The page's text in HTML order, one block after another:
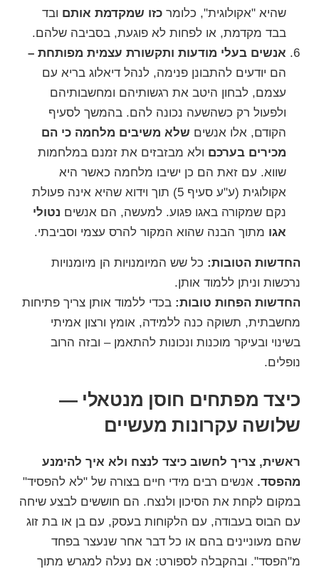
שהיא "אקולוגית", כלומר כזו שמקדמת אותם ובד
בבד מקדמת, או לפחות לא פוגעת, בסביבה שלהם.
אנשים בעלי מודעות ותקשורת עצמית מפותחת –
הם יודעים להתבונן פנימה, לנהל דיאלוג בריא עם
עצמם, לבחון היטב את רגשותיהם ומחשבותיהם
ולפעול רק כשהשעה נכונה להם. בהמשך לסעיף
הקודם, אלו אנשים שלא משיבים מלחמה כי הם
מכירים בערכם ולא מבזבזים את זמנם במלחמות
שווא. עם זאת הם כן ישיבו מלחמה כאשר היא
אקולוגית (ע"ע סעיף 5) תוך וידוא שהיא אינה פעולת
נקם שמקורה באגו פגוע. למעשה, הם אנשים נטולי
אגו מתוך הבנה שהוא המקור להרס עצמי וסביבתי.
החדשות הטובות: כל שש המיומנויות הן מיומנויות
נרכשות וניתן ללמוד אותן.
החדשות הפחות טובות: בכדי ללמוד אותן צריך פתיחות
מחשבתית, תשוקה כנה ללמידה, אומץ ורצון אמיתי
בשינוי ובעיקר מוכנות ונכונות להתאמן – ובזה הרוב
נופלים.
כיצד מפתחים חוסן מנטאלי —
שלושה עקרונות מעשיים
ראשית, צריך לחשוב כיצד לנצח ולא איך להימנע
מהפסד. אנשים רבים מידי חיים בצורה של "לא להפסיד"
במקום לקחת את הסיכון ולנצח. הם חוששים לבצע שיחה
עם הבוס בעבודה, עם הלקוחות בעסק, עם בן או בת זוג
שהם מעוניינים בהם או כל דבר אחר שנעצר בפחד
מ"הפסד". ובהקבלה לספורט: אם נעלה למגרש מתוך